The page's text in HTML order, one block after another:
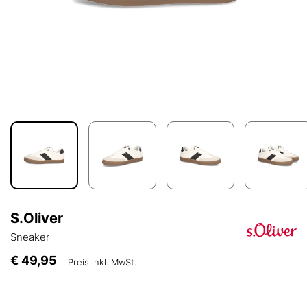
S.Oliver
Sneaker
€ 49,95 Preis inkl. MwSt.